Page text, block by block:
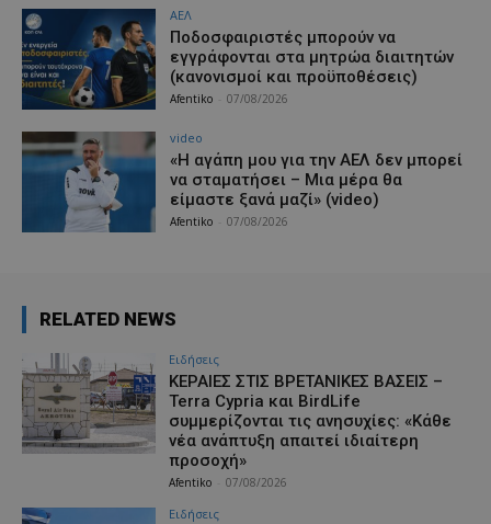
ΑΕΛ
Ποδοσφαιριστές μπορούν να
εγγράφονται στα μητρώα διαιτητών
(κανονισμοί και προϋποθέσεις)
Afentiko 07/08/2026
video
«Η αγάπη μου για την ΑΕΛ δεν μπορεί
να σταματήσει – Μια μέρα θα
είμαστε ξανά μαζί» (video)
Afentiko 07/08/2026
RELATED NEWS
Ειδήσεις
ΚΕΡΑΙΕΣ ΣΤΙΣ ΒΡΕΤΑΝΙΚΕΣ ΒΑΣΕΙΣ –
Terra Cypria και BirdLife
συμμερίζονται τις ανησυχίες: «Κάθε
νέα ανάπτυξη απαιτεί ιδιαίτερη
προσοχή»
Afentiko 07/08/2026
Ειδήσεις